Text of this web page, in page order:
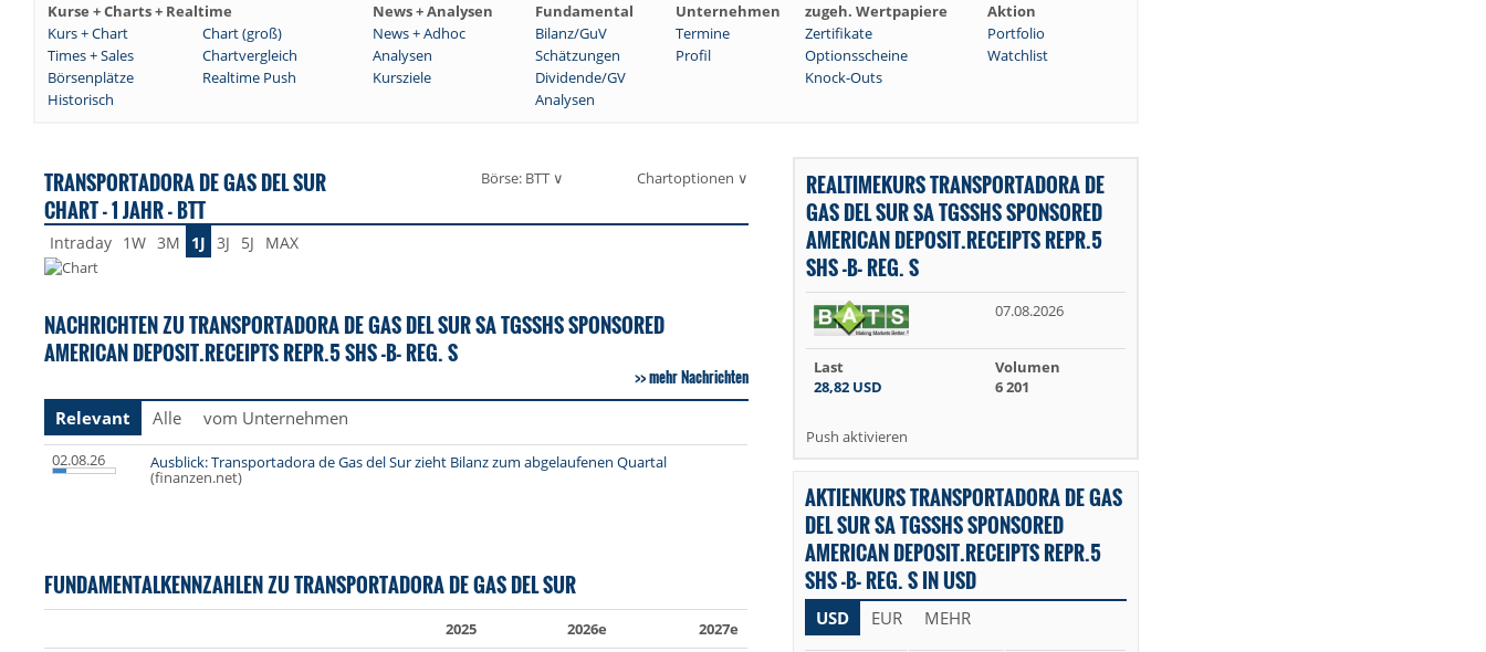
Kurse + Charts + Realtime News + Analysen Fundamental Unternehmen zugeh. Wertpapiere
Aktion
Kurs + Chart
Chart (groß) News + Adhoc Bilanz/GuV Termine Zertifikate
Portfolio
Times + Sales
Chartvergleich Analysen Schätzungen Profil Optionsscheine
Watchlist
Börsenplätze
Realtime Push Kursziele Dividende/GV
Knock-Outs
Historisch
Analysen
TRANSPORTADORA DE GAS DEL SUR
CHART - 1 JAHR - BTT
Börse: BTT ∨ Chartoptionen ∨
Intraday 1W 3M 1J 3J 5J MAX
NACHRICHTEN ZU TRANSPORTADORA DE GAS DEL SUR SA TGSSHS SPONSORED
AMERICAN DEPOSIT.RECEIPTS REPR.5 SHS -B- REG. S
mehr Nachrichten
Relevant
Alle vom Unternehmen
02.08.26 Ausblick: Transportadora de Gas del Sur zieht Bilanz zum abgelaufenen Quartal
(finanzen.net)
FUNDAMENTALKENNZAHLEN ZU TRANSPORTADORA DE GAS DEL SUR
2025 2026e
2027e
REALTIMEKURS TRANSPORTADORA DE
GAS DEL SUR SA TGSSHS SPONSORED
AMERICAN DEPOSIT.RECEIPTS REPR.5
SHS -B- REG. S
07.08.2026
Last
28,82 USD
Volumen
6 201
Push aktivieren
AKTIENKURS TRANSPORTADORA DE GAS
DEL SUR SA TGSSHS SPONSORED
AMERICAN DEPOSIT.RECEIPTS REPR.5
SHS -B- REG. S IN USD
USD EUR MEHR